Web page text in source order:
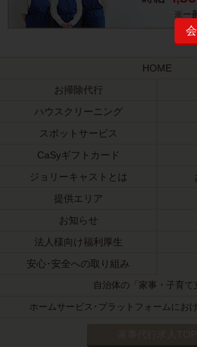
HOME
お掃除代行
ハウスクリーニング
スポットサービス
CaSyギフトカード
ジョリーキャストとは
提供エリア
お知らせ
法人様向け福利厚生
安心･安全への取り組み
自治体の「家事・子育て
ホームサービス･プラットフォームにお